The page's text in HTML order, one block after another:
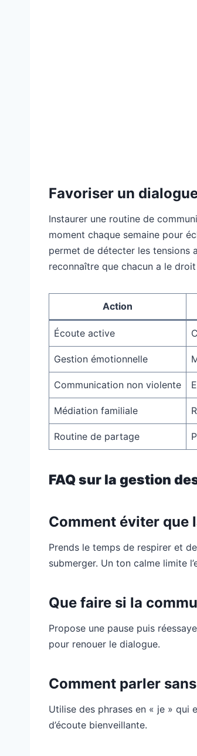
Favoriser un
Instaurer une routine de
moment chaque semaine pour
permet de détecter les tensions
reconnaître que chacun a le
Action
Écoute active
Gestion émotionnelle
Communication non violente
Médiation familiale
Routine de partage
FAQ sur la gestion
Comment éviter que
Prends le temps de respirer et
submerger. Un ton calme limite
Que faire si la
Propose une pause puis
pour renouer le dialogue.
Comment parler
Utilise des phrases en « je » qui
d’écoute bienveillante.